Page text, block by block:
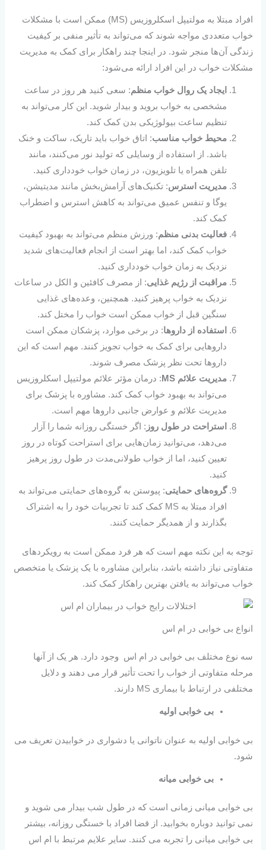
افراد مبتلا به مولتیپل اسکلروزیس (MS) ممکن است با مشکلات
خواب متعددی مواجه شوند که می‌تواند به تأثیر منفی بر کیفیت
زندگی آن‌ها منجر شود. در اینجا چند راهکار برای کمک به مدیریت
مشکلات خواب در این افراد ارائه می‌شود:
ایجاد یک روال خواب منظم: سعی کنید هر روز در ساعت
مشخصی به خواب بروید و بیدار شوید. این کار می‌تواند به
تنظیم ساعت بیولوژیکی بدن کمک کند.
محیط خواب مناسب: اتاق خواب باید تاریک، ساکت و خنک
باشد. از استفاده از وسایلی که تولید نور می‌کنند، مانند
تلفن همراه یا تلویزیون، در زمان خواب خودداری کنید.
مدیریت استرس: تکنیک‌های آرامش‌بخش مانند مدیتیشن،
یوگا و تنفس عمیق می‌تواند به کاهش استرس و اضطراب
کمک کند.
فعالیت بدنی منظم: ورزش منظم می‌تواند به بهبود کیفیت
خواب کمک کند، اما بهتر است از انجام فعالیت‌های شدید
نزدیک به زمان خواب خودداری کنید.
مراقبت از رژیم غذایی: از مصرف کافئین و الکل در ساعات
نزدیک به خواب پرهیز کنید. همچنین، وعده‌های غذایی
سنگین قبل از خواب ممکن است خواب را مختل کند.
استفاده از داروها: در برخی موارد، پزشکان ممکن است
داروهایی برای کمک به خواب تجویز کنند. مهم است که این
داروها تحت نظر پزشک مصرف شوند.
مدیریت علائم MS
: درمان مؤثر علائم مولتیپل اسکلروزیس
می‌تواند به بهبود خواب کمک کند. مشاوره با پزشک برای
مدیریت علائم و عوارض جانبی داروها مهم است.
استراحت در طول روز : اگر خستگی روزانه شما را آزار
می‌دهد، می‌توانید زمان‌هایی برای استراحت کوتاه در روز
تعیین کنید، اما از خواب طولانی‌مدت در طول روز پرهیز
کنید.
گروه‌های حمایتی: پیوستن به گروه‌های حمایتی می‌تواند به
افراد مبتلا به MS کمک کند تا تجربیات خود را به اشتراک
بگذارند و از همدیگر حمایت کنند.
توجه به این نکته مهم است که هر فرد ممکن است به رویکردهای
متفاوتی نیاز داشته باشد، بنابراین مشاوره با یک پزشک یا متخصص
خواب می‌تواند به یافتن بهترین راهکار کمک کند.
انواع بی خوابی در ام اس
سه نوع مختلف بی خوابی در ام اس وجود دارد. هر یک از آنها
مرحله متفاوتی از خواب را تحت تأثیر قرار می دهند و دلایل
مختلفی در ارتباط با بیماری MS دارند.
بی خوابی اولیه
بی خوابی اولیه به عنوان ناتوانی یا دشواری در خوابیدن تعریف می
شود.
بی خوابی میانه
بی خوابی میانی زمانی است که در طول شب بیدار می شوید و
نمی توانید دوباره بخوابید. از قضا افراد با خستگی روزانه، بیشتر
بی خوابی میانی را تجربه می کنند. سایر علایم مرتبط با ام اس